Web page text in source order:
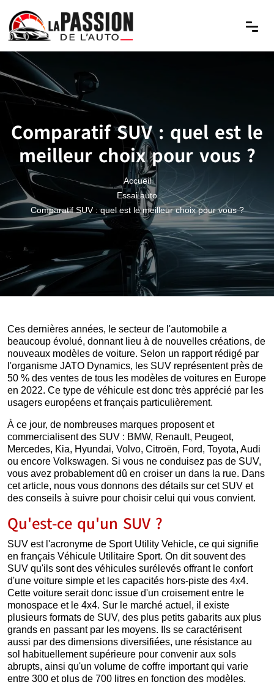
Comparatif SUV : quel est le
meilleur choix pour vous ?
Accueil
Essai auto
Comparatif SUV : quel est le meilleur choix pour vous ?
Ces dernières années, le secteur de l'automobile a
beaucoup évolué, donnant lieu à de nouvelles créations, de
nouveaux modèles de voiture. Selon un rapport rédigé par
l'organisme JATO Dynamics, les SUV représentent près de
50 % des ventes de tous les modèles de voitures en Europe
en 2022. Ce type de véhicule est donc très apprécié par les
usagers européens et français particulièrement.
À ce jour, de nombreuses marques proposent et
commercialisent des SUV : BMW, Renault, Peugeot,
Mercedes, Kia, Hyundai, Volvo, Citroën, Ford, Toyota, Audi
ou encore Volkswagen. Si vous ne conduisez pas de SUV,
vous avez probablement dû en croiser un dans la rue. Dans
cet article, nous vous donnons des détails sur cet SUV et
des conseils à suivre pour choisir celui qui vous convient.
Qu'est-ce qu'un SUV ?
SUV est l'acronyme de Sport Utility Vehicle, ce qui signifie
en français Véhicule Utilitaire Sport. On dit souvent des
SUV qu'ils sont des véhicules surélevés offrant le confort
d'une voiture simple et les capacités hors-piste des 4x4.
Cette voiture serait donc issue d'un croisement entre le
monospace et le 4x4. Sur le marché actuel, il existe
plusieurs formats de SUV, des plus petits gabarits aux plus
grands en passant par les moyens. Ils se caractérisent
aussi par des dimensions diversifiées, une résistance au
sol habituellement supérieure pour convenir aux sols
abrupts, ainsi qu'un volume de coffre important qui varie
entre 300 et plus de 700 litres en fonction des modèles.